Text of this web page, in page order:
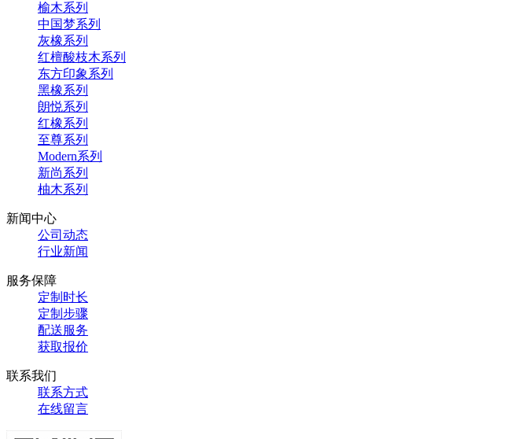
榆木系列
中国梦系列
灰橡系列
红檀酸枝木系列
东方印象系列
黑橡系列
朗悦系列
红橡系列
至尊系列
Modern系列
新尚系列
柚木系列
新闻中心
公司动态
行业新闻
服务保障
定制时长
定制步骤
配送服务
获取报价
联系我们
联系方式
在线留言